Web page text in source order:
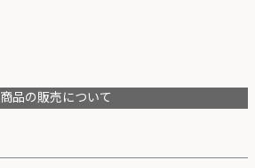
商品の販売について